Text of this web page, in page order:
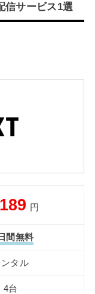
信サービス1選
円
間無料
ンタル
4台